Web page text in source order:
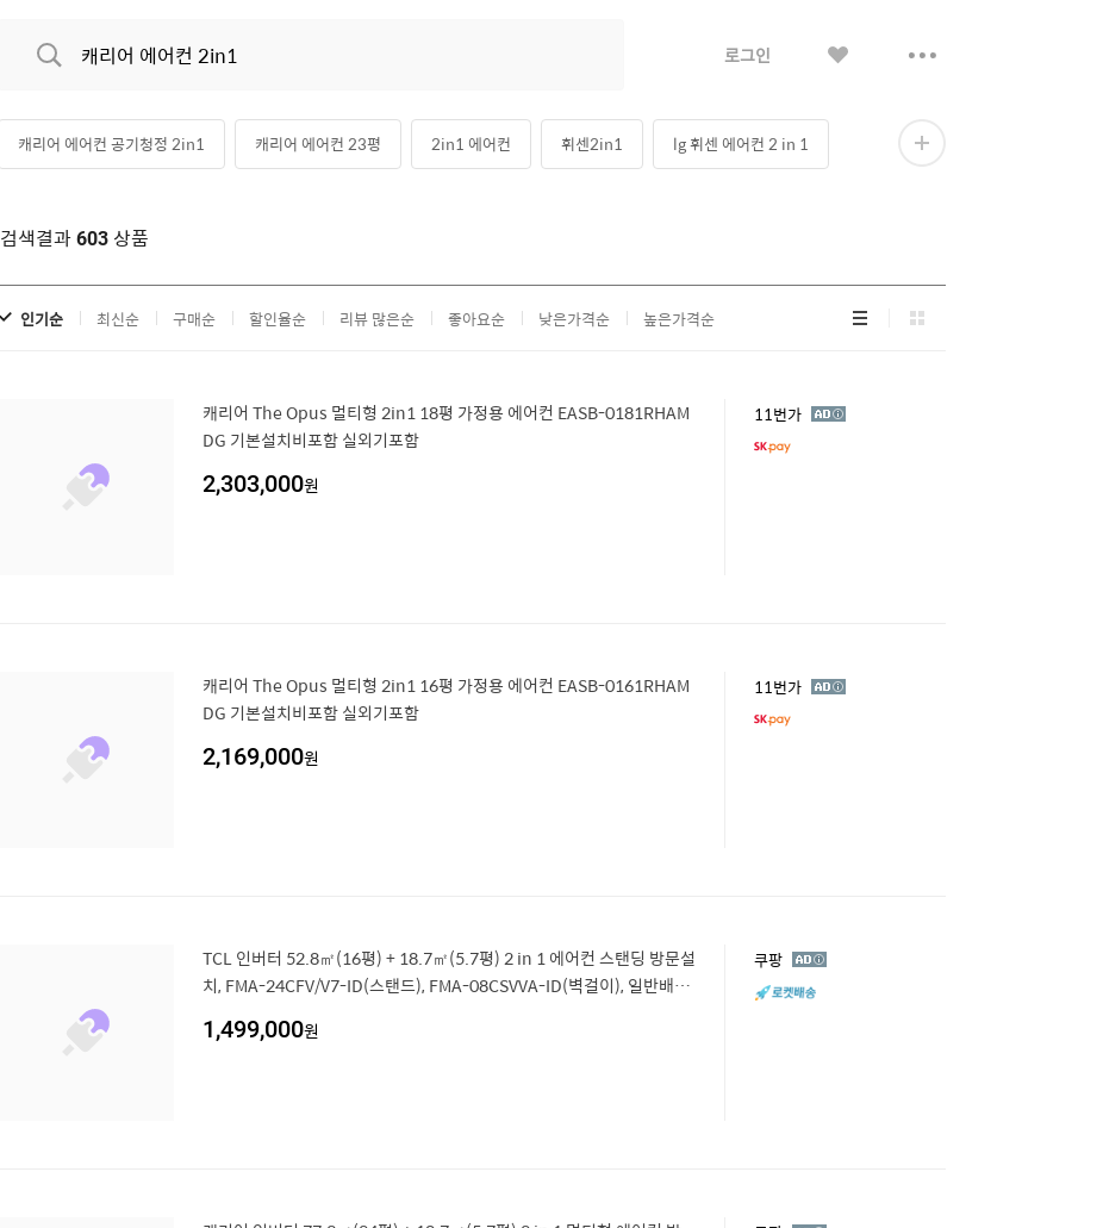
로그인 보
캐리어 에어컨 공기청정 2in1 캐리어 에어컨 23평 2in1 에어컨 휘센2in1 lg 휘센 에어컨 2 in 1 더
검색결과 603 상품
인기순 최신순 구매순 할인율순 리뷰 많은순 좋아요순 낮은가격순 높은가격순 리
스
그
리
캐리어 The Opus 멀티형 2in1 18평 가정용 에어컨 EASB-0181RHAM
DG 기본설치비포함 실외기포함
2,303,000원
11번가 광
캐리어 The Opus 멀티형 2in1 16평 가정용 에어컨 EASB-0161RHAM
DG 기본설치비포함 실외기포함
2,169,000원
11번가 광
TCL 인버터 52.8㎡(16평) + 18.7㎡(5.7평) 2 in 1 에어컨 스탠딩 방문설
치, FMA-24CFV/V7-ID(스탠드), FMA-08CSVVA-ID(벽걸이), 일반배관
1,499,000원
쿠팡 광
고